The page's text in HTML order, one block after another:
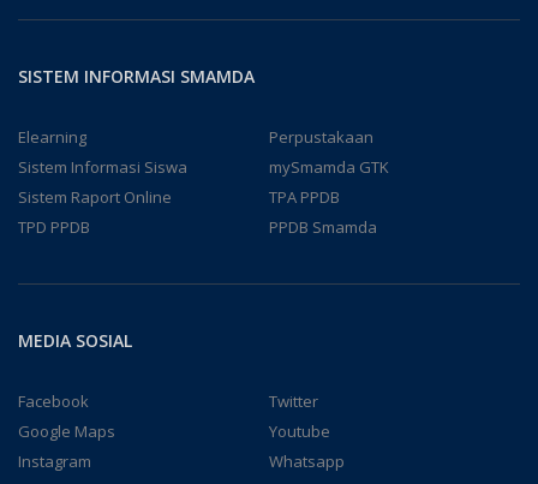
SISTEM INFORMASI SMAMDA
Elearning
Perpustakaan
Sistem Informasi Siswa
mySmamda GTK
Sistem Raport Online
TPA PPDB
TPD PPDB
PPDB Smamda
MEDIA SOSIAL
Facebook
Twitter
Google Maps
Youtube
Instagram
Whatsapp